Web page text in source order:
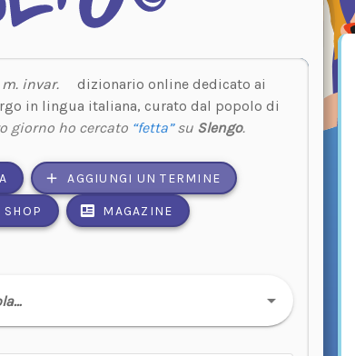
m. invar.
dizionario online dedicato ai
in lingua italiana, curato dal popolo di
giorno ho cercato “fetta”su Slengo.
AGGIUNGI UN TERMINE
SHOP MAGAZINE